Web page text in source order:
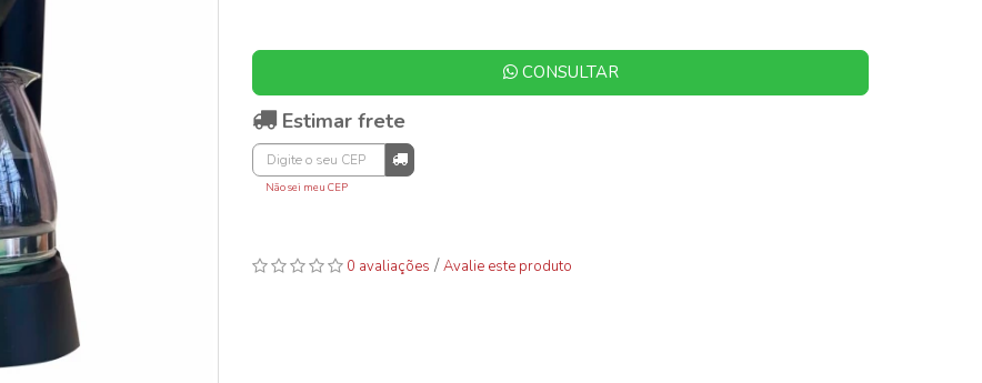
CONSULTAR
Estimar frete
Não sei meu CEP
0 avaliações /Avalie este produto